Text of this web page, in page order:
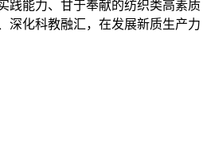
践能力、甘于奉献的纺织类高素质
深化科教融汇，在发展新质生产力